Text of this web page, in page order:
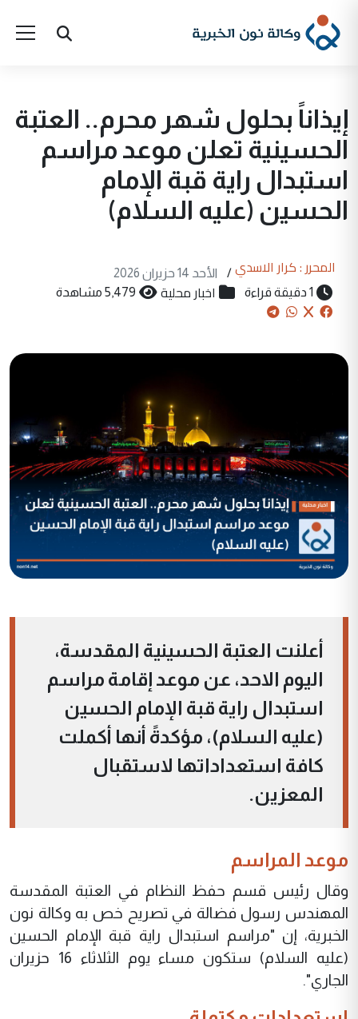
إيذاناً بحلول شهر محرم.. العتبة
الحسينية تعلن موعد مراسم
استبدال راية قبة الإمام
الحسين (عليه السلام)
المحرر : كرار الاسدي /
الأحد 14 حزيران 2026
1 دقيقة قراءة
اخبار محلية 5,479 مشاهدة
أعلنت العتبة الحسينية المقدسة،
اليوم الاحد، عن موعد إقامة مراسم
استبدال راية قبة الإمام الحسين
(عليه السلام)، مؤكدةً أنها أكملت
كافة استعداداتها لاستقبال
المعزين.
موعد المراسم
وقال رئيس قسم حفظ النظام في العتبة المقدسة
المهندس رسول فضالة في تصريح خص به وكالة نون
الخبرية، إن "مراسم استبدال راية قبة الإمام الحسين
(عليه السلام) ستكون مساء يوم الثلاثاء 16 حزيران
الجاري".